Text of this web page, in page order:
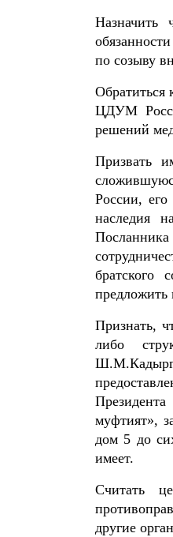
по созыву
Обратиться
ЦДУМ
решений
Призвать
России,
наследия
братского
Признать,
либо
муфтият»,
дом 5 до
имеет.
Считать
другие